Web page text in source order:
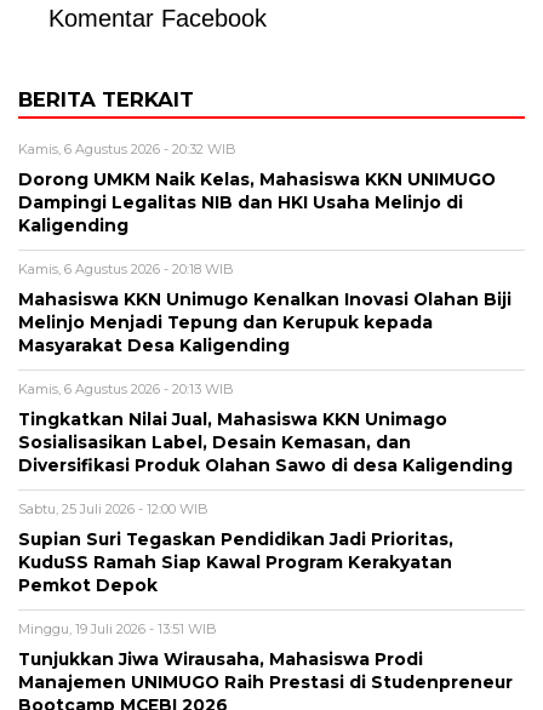
Komentar Facebook
BERITA TERKAIT
Kamis, 6 Agustus 2026 - 20:32 WIB
Dorong UMKM Naik Kelas, Mahasiswa KKN UNIMUGO
Dampingi Legalitas NIB dan HKI Usaha Melinjo di
Kaligending
Kamis, 6 Agustus 2026 - 20:18 WIB
Mahasiswa KKN Unimugo Kenalkan Inovasi Olahan Biji
Melinjo Menjadi Tepung dan Kerupuk kepada
Masyarakat Desa Kaligending
Kamis, 6 Agustus 2026 - 20:13 WIB
Tingkatkan Nilai Jual, Mahasiswa KKN Unimago
Sosialisasikan Label, Desain Kemasan, dan
Diversifikasi Produk Olahan Sawo di desa Kaligending
Sabtu, 25 Juli 2026 - 12:00 WIB
Supian Suri Tegaskan Pendidikan Jadi Prioritas,
KuduSS Ramah Siap Kawal Program Kerakyatan
Pemkot Depok
Minggu, 19 Juli 2026 - 13:51 WIB
Tunjukkan Jiwa Wirausaha, Mahasiswa Prodi
Manajemen UNIMUGO Raih Prestasi di Studenpreneur
Bootcamp MCEBI 2026